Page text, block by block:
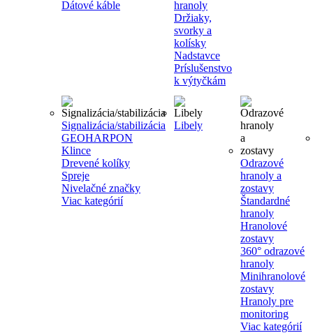
Dátové káble
hranoly
Držiaky,
svorky a
kolísky
Nadstavce
Príslušenstvo
k výtyčkám
Signalizácia/stabilizácia
GEOHARPON
Klince
Drevené kolíky
Spreje
Nivelačné značky
Viac kategórií
Libely
Odrazové
hranoly a
zostavy
Štandardné
hranoly
Hranolové
zostavy
360° odrazové
hranoly
Minihranolové
zostavy
Hranoly pre
monitoring
Viac kategórií